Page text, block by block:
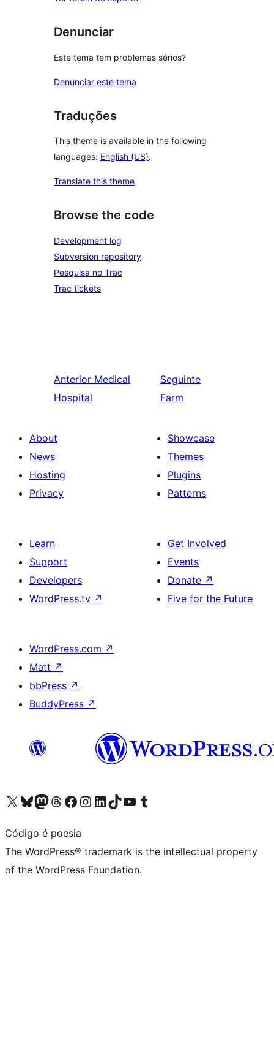
Denunciar
Este tema tem problemas sérios?
Denunciar este tema
Traduções
This theme is available in the following
languages: English (US).
Translate this theme
Browse the code
Development log
Subversion repository
Pesquisa no Trac
Trac tickets
Anterior Medical
Hospital
Seguinte
Farm
About
News
Hosting
Privacy
Showcase
Themes
Plugins
Patterns
Learn
Support
Developers
WordPress.tv ↗
Get Involved
Events
Donate ↗
Five for the Future
WordPress.com ↗
Matt ↗
bbPress ↗
BuddyPress ↗
Visit our X (formerly Twitter) account
Visit our Bluesky account
Visit our Mastodon account
Visit our Threads account
Visit our Facebook page
Visit our Instagram account
Visit our LinkedIn account
Visit our TikTok account
Visit our YouTube channel
Visit our Tumblr account
Código é poesia
The WordPress® trademark is the intellectual property
of the WordPress Foundation.